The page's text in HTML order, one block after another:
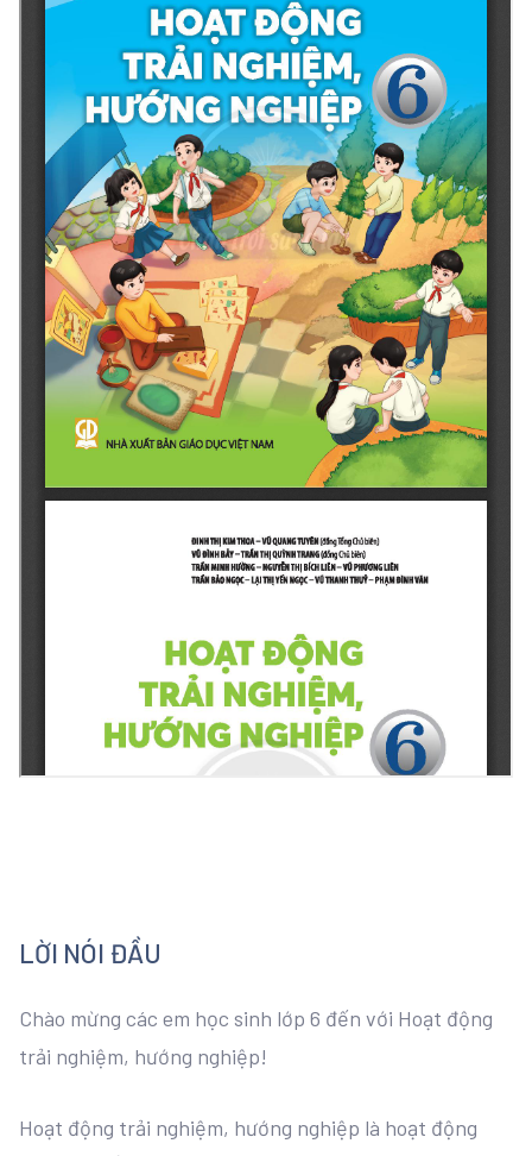
LỜI NÓI ĐẦU
Chào mừng các em học sinh lớp 6 đến với Hoạt động
trải nghiệm, hướng nghiệp!
Hoạt động trải nghiệm, hướng nghiệp là hoạt động